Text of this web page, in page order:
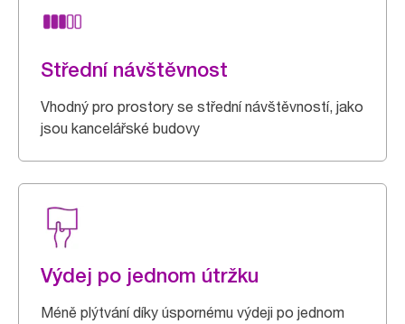
Střední návštěvnost
Vhodný pro prostory se střední návštěvností, jako
jsou kancelářské budovy
Výdej po jednom útržku
Méně plýtvání díky úspornému výdeji po jednom